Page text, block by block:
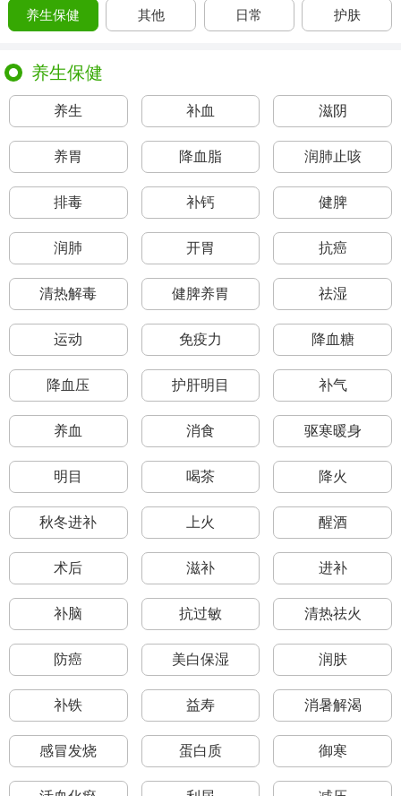
养生保健 其他 日常 护肤
养生保健
养生 补血 滋阴
养胃 降血脂 润肺止咳
排毒 补钙 健脾
润肺 开胃 抗癌
清热解毒 健脾养胃 祛湿
运动 免疫力 降血糖
降血压 护肝明目 补气
养血 消食 驱寒暖身
明目 喝茶 降火
秋冬进补 上火 醒酒
术后 滋补 进补
补脑 抗过敏 清热祛火
防癌 美白保湿 润肤
补铁 益寿 消暑解渴
感冒发烧 蛋白质 御寒